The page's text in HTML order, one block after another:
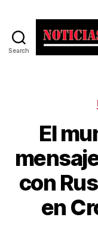
Search
El
con
en